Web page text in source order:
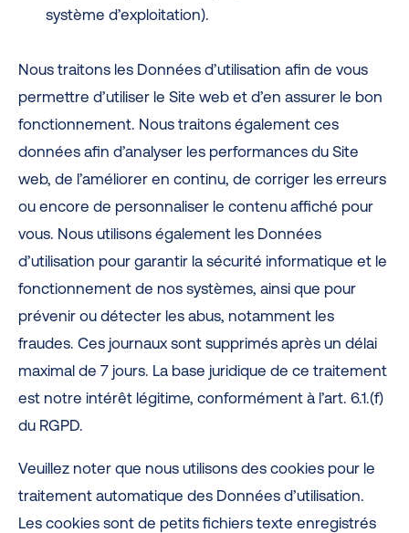
système d’exploitation).
Nous traitons les Données d’utilisation afin de vous
permettre d’utiliser le Site web et d’en assurer le bon
fonctionnement. Nous traitons également ces
données afin d’analyser les performances du Site
web, de l’améliorer en continu, de corriger les erreurs
ou encore de personnaliser le contenu affiché pour
vous. Nous utilisons également les Données
d’utilisation pour garantir la sécurité informatique et le
fonctionnement de nos systèmes, ainsi que pour
prévenir ou détecter les abus, notamment les
fraudes. Ces journaux sont supprimés après un délai
maximal de 7 jours. La base juridique de ce traitement
est notre intérêt légitime, conformément à l’art. 6.1.(f)
du RGPD.
Veuillez noter que nous utilisons des cookies pour le
traitement automatique des Données d’utilisation.
Les cookies sont de petits fichiers texte enregistrés